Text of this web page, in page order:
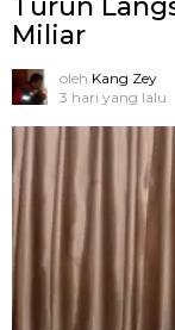
Miliar
oleh Kang Zey
3 hari yang lalu